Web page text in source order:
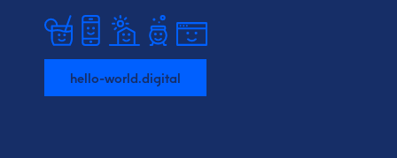
hello-world.digital